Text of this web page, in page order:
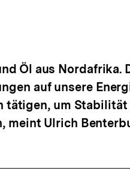
Öl aus Nordafrika.
auf unsere
tätigen, um Stabilität
meint Ulrich